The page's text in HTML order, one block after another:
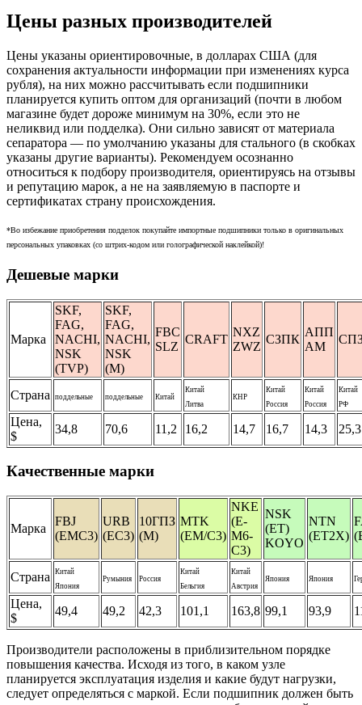
Цены разных производителей
Цены указаны ориентировочные, в долларах США (для
сохранения актуальности информации при изменениях курса
рубля), на них можно рассчитывать если подшипники
планируется купить оптом для организаций (почти в любом
магазине будет дороже минимум на 30%, если это не
неликвид или подделка). Они сильно зависят от материала
сепаратора — по умолчанию указаны для стального (в скобках
указаны другие варианты). Рекомендуем осознанно
относиться к подбору производителя, ориентируясь на отзывы
и репутацию марок, а не на заявляемую в паспорте и
сертификатах страну происхождения.
*Во избежание приобретения подделок покупайте импортные подшипники только в оригинальных
персональных упаковках (со штрих-кодом или голографической наклейкой)!
Дешевые марки
Марка
SKF,
FAG,
NACHI,
NSK
(TVP)
SKF,
FAG,
NACHI,
NSK
(M)
FBC
SLZ
CRAFT
NXZ
ZWZ
СЗПК
АПП
АM
Страна поддельные поддельные Китай
Китай
Литва
КНР
Китай
Россия
Китай
Россия
Китай
РФ
Цена,
$
34,8 70,6 11,2 16,2 14,7 16,7 14,3 25,3
Качественные марки
Марка
FBJ
(EMC3)
URB
(EC3)
10ГПЗ
(M)
MTK
(EM/C3)
NKE
(E-
M6-
C3)
NSK
(ET)
KOYO
NTN
(ET2X)
Страна
Китай
Япония
Румыния Россия
Китай
Бельгия
Китай
Австрия
Япония Япония
Цена,
$
49,4 49,2 42,3 101,1 163,8 99,1 93,9
Производители расположены в приблизительном порядке
повышения качества. Исходя из того, в каком узле
планируется эксплуатация изделия и какие будут нагрузки,
следует определяться с маркой. Если подшипник должен быть